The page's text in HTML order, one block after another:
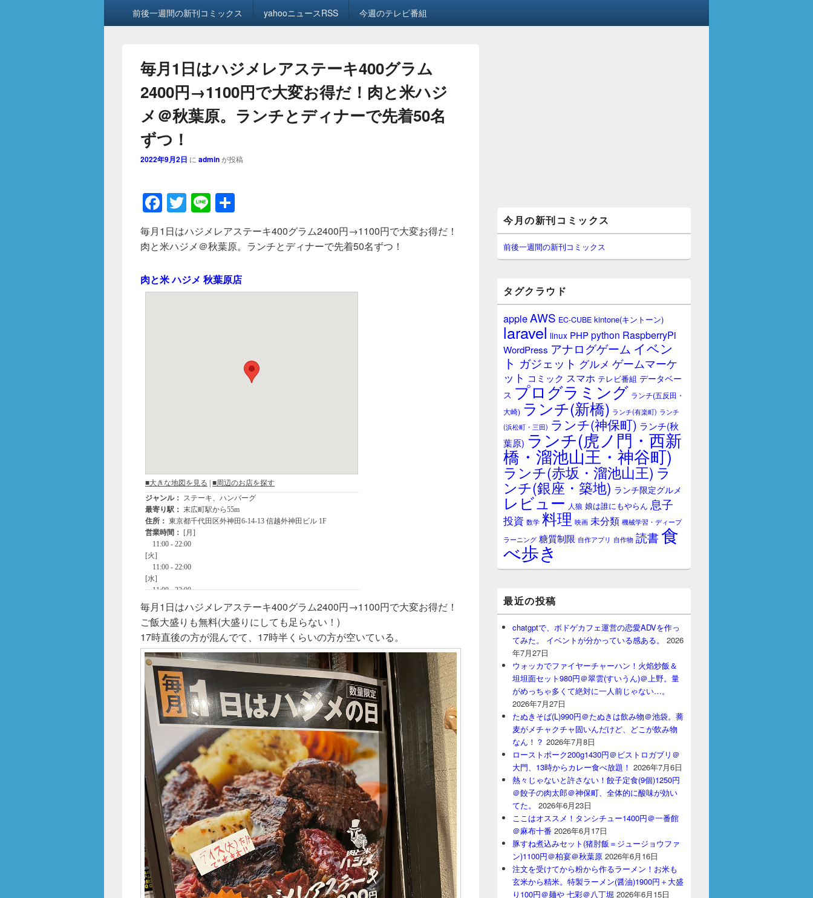
前後一週間の新刊コミックス yahooニュースRSS 今週のテレビ番組
毎月1日はハジメレアステーキ400グラム
2400円→1100円で大変お得だ！肉と米ハジ
メ＠秋葉原。ランチとディナーで先着50名
ずつ！
2022年9月2日 に adminが投稿
F
a
c
e
b
o
T
wi
tt
Li
n
e
有
毎月1日はハジメレアステーキ400グラム2400円→1100円で大変お得だ！
肉と米ハジメ＠秋葉原。ランチとディナーで先着50名ずつ！
肉と米 ハジメ 秋葉原店
毎月1日はハジメレアステーキ400グラム2400円→1100円で大変お得だ！
ご飯大盛りも無料(大盛りにしても足らない！)
17時直後の方が混んでて、17時半くらいの方が空いている。
イ
ン
サ
イ
ー
ジ
ッ
ト
今月の新刊コミックス
前後一週間の新刊コミックス
タグクラウド
appleAWS EC-CUBE kintone(キントーン)
laravel linux PHPpython RaspberryPi
WordPress アナログゲーム イベン
ト ガジェット グルメ ゲームマーケ
ット コミック スマホ テレビ番組 データベー
ス プログラミング ランチ(五反田・
大崎) ランチ(新橋) ランチ(有楽町) ランチ
(浜松町・三田) ランチ(神保町) ランチ(秋
葉原) ランチ(虎ノ門・西新
橋・溜池山王・神谷町)
ランチ(赤坂・溜池山王) ラ
ンチ(銀座・築地) ランチ限定グルメ
レビュー 人狼 娘は誰にもやらん 息子
投資 数学 料理 映画 未分類 機械学習・ディープ
ラーニング 糖質制限 自作アプリ 自作物 読書食
べ歩き
最近の投稿
chatgptで、ボドゲカフェ運営の恋愛ADVを作っ
てみた。 イベントが分かっている感ある。
2026
年7月27日
ウォッカでファイヤーチャーハン！火焰炒飯＆
坦坦面セット980円＠翠雲(すいうん)＠上野。量
がめっちゃ多くて絶対に一人前じゃない…。
2026年7月27日
たぬきそば(L)990円＠たぬきは飲み物＠池袋。蕎
麦がメチャクチャ固いんだけど、どこが飲み物
なん！？ 2026年7月8日
ローストポーク200g1430円＠ビストロガブリ＠
大門、13時からカレー食べ放題！ 2026年7月6日
熱々じゃないと許さない！餃子定食(9個)1250円
＠餃子の肉太郎＠神保町、全体的に酸味が効い
てた。
2026年6月23日
ここはオススメ！タンシチュー1400円＠一番館
＠麻布十番 2026年6月17日
豚すね煮込みセット(猪肘飯＝ジュージョウファ
ン)1100円＠柏宴＠秋葉原 2026年6月16日
注文を受けてから粉から作るラーメン！お米も
玄米から精米。特製ラーメン(醤油)1900円＋大盛
り100円＠麺や 七彩＠八丁堀 2026年6月15日